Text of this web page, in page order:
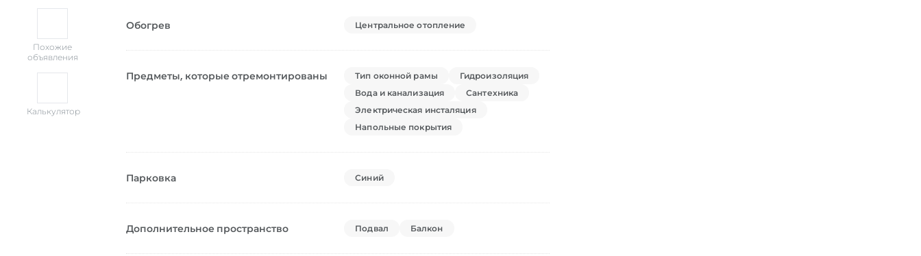
Похожие
объявления
Калькулятор
Обогрев Центральное отопление
Предметы, которые отремонтированы Тип оконной рамы
Гидроизоляция
Вода и канализация
Сантехника
Электрическая инсталяция
Напольные покрытия
Парковка Синий
Дополнительное пространство Подвал Балкон